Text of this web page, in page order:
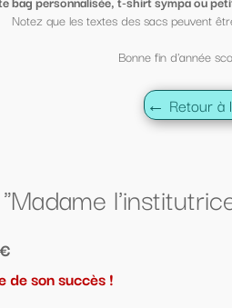
mis sur des t shirt et vice-versa !